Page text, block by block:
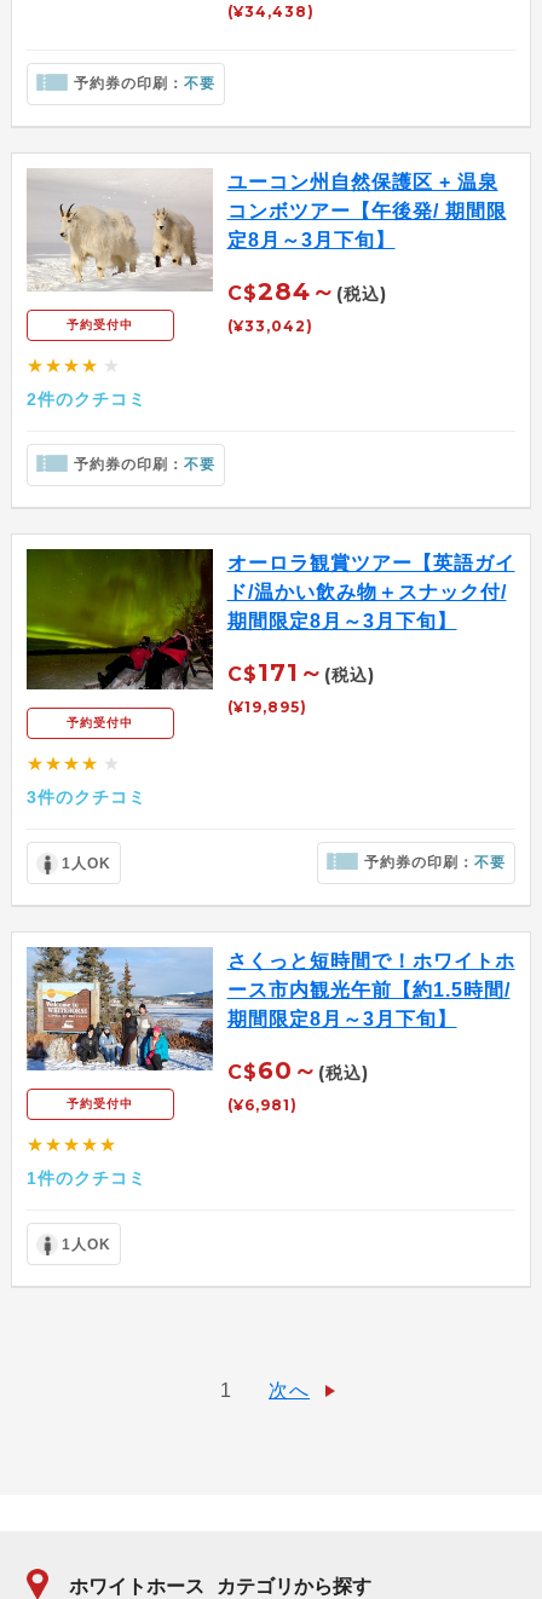
(¥34,438)
予約券の印刷： 不要
予約受付中
★★★★ ★
2件のクチコミ
ユーコン州自然保護区 + 温泉
コンボツアー【午後発/ 期間限
定8月～3月下旬】
C$284～ (税込)
(¥33,042)
予約券の印刷： 不要
予約受付中
★★★★ ★
3件のクチコミ
オーロラ観賞ツアー【英語ガイ
ド/温かい飲み物＋スナック付/
期間限定8月～3月下旬】
C$171～ (税込)
(¥19,895)
1人OK 予約券の印刷：不要
予約受付中
★★★★★
1件のクチコミ
さくっと短時間で！ホワイトホ
ース市内観光午前【約1.5時間/
期間限定8月～3月下旬】
C$60～ (税込)
(¥6,981)
1人OK
1 次へ
ホワイトホース カテゴリから探す